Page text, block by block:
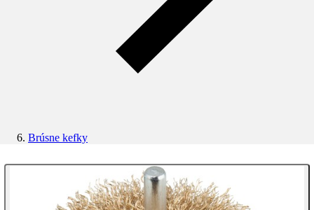
Brúsne kefky